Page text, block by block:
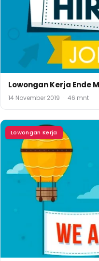
Lowongan Kerja Ende
14 November 2019 · 46 mnt
Lowongan Kerja